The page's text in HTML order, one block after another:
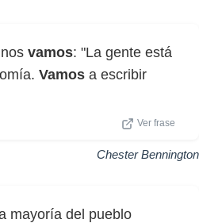
vamos: "La gente está
Vamos a escribir
Ver frase
Chester Bennington
mayoría del pueblo